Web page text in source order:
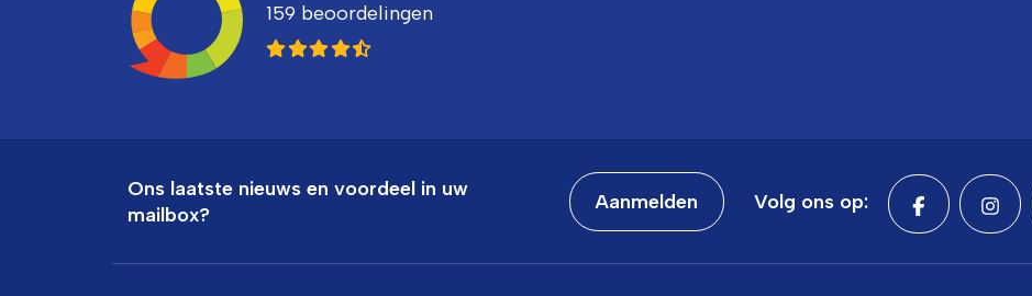
159 beoordelingen
Ons laatste nieuws en voordeel in uw
mailbox?
Aanmelden Volg ons op: